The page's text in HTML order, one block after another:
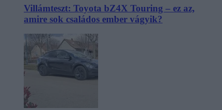
Villámteszt: Toyota bZ4X Touring – ez az,
amire sok családos ember vágyik?